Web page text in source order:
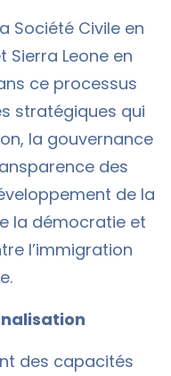
Société Civile en
Sierra Leone en
ce processus
stratégiques qui
la gouvernance
des
de la
la démocratie et
l’immigration
des capacités